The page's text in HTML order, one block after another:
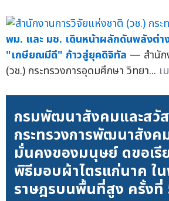
พม. และ มช. เดินหน้าผลักดันพลังต่า
"เกษียณมีดี" ก้าวสู่ยุคดิจิทัล — สำนัก
(วช.) กระทรวงการอุดมศึกษา วิทยา... เ
กรมพัฒนาสังคมและสวั
กระทรวงการพัฒนาสังค
มั่นคงของมนุษย์ ดขอเรี
พิธีมอบผ้าไตรแก่นาค ใ
ราษฎรบนพื้นที่สูง ครั้งที่